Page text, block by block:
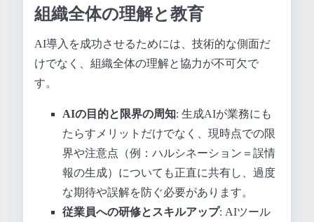
組織全体の理解と教育
AI導入を成功させるためには、技術的な側面だ
けでなく、組織全体の理解と協力が不可欠で
す。
AIの目的と限界の周知: 生成AIが業務にも
たらすメリットだけでなく、現時点での限
界や注意点（例：ハルシネーション＝誤情
報の生成）についても正直に共有し、過度
な期待や誤解を防ぐ必要があります。
従業員への研修とスキルアップ: AIツール